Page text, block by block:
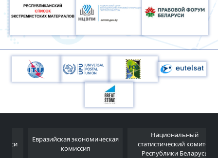
Евразийская экономическая
комиссия
Национальный
статистический комитет
Республики Беларусь